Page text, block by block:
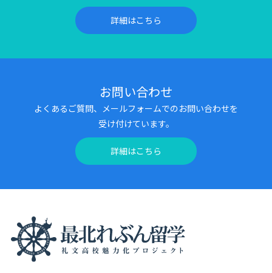
詳細はこちら
お問い合わせ
よくあるご質問、メールフォームでのお問い合わせを
受け付けています。
詳細はこちら